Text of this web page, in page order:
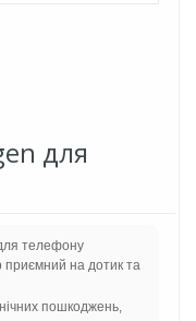
для
телефону
приємний на дотик та
пошкоджень,